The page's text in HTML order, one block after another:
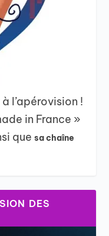
l’apérovision !
in France »
quesa chaîne
DES